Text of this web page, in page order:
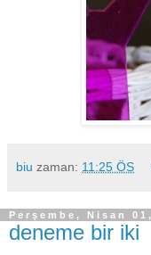
biu zaman: 11:25 ÖS
Perşembe, Nisan
deneme bir iki